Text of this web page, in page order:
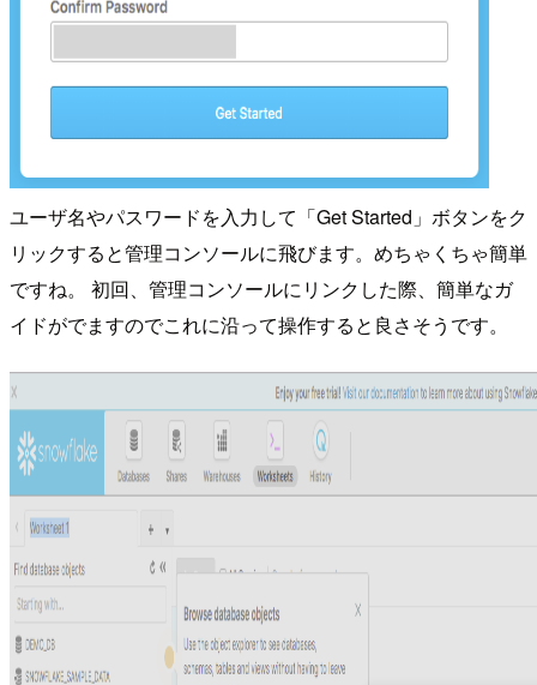
ユーザ名やパスワードを入力して「Get Started」ボタンをク
リックすると管理コンソールに飛びます。めちゃくちゃ簡単
ですね。 初回、管理コンソールにリンクした際、簡単なガ
イドがでますのでこれに沿って操作すると良さそうです。